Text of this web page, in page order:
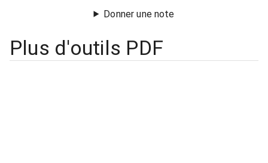
Donner une note
Plus d'outils PDF